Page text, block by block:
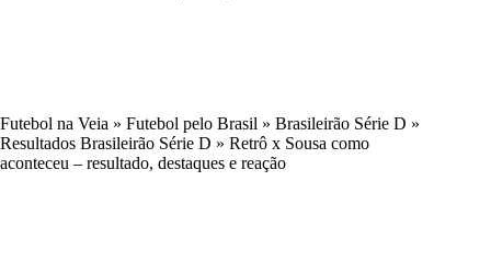
Futebol na Veia » Futebol pelo Brasil » Brasileirão Série D »
Resultados Brasileirão Série D » Retrô x Sousa como
aconteceu – resultado, destaques e reação